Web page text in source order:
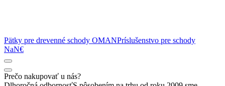
Pätky pre drevenné schody OMANPríslušenstvo pre schody
NaN€
Prečo nakupovať u nás?